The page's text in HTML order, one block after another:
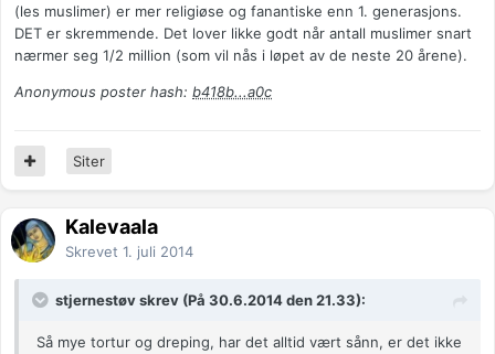
(les muslimer) er mer religiøse og fanantiske enn 1. generasjons.
DET er skremmende. Det lover likke godt når antall muslimer snart
nærmer seg 1/2 million (som vil nås i løpet av de neste 20 årene).
Anonymous poster hash: b418b...a0c
Siter
Kalevaala
Skrevet 1. juli 2014
stjernestøv skrev (På 30.6.2014 den 21.33):
Så mye tortur og dreping, har det alltid vært sånn, er det ikke